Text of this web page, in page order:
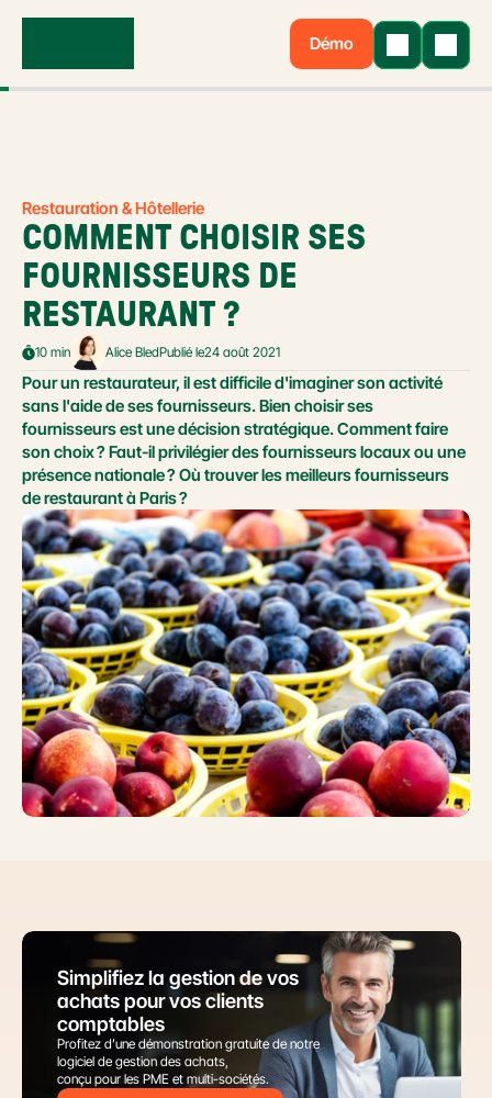
Démo
Restauration & Hôtellerie
COMMENT CHOISIR SES
FOURNISSEURS DE
RESTAURANT ?
10 min Alice BledPublié le24 août 2021
Pour un restaurateur, il est difficile d'imaginer son activité
sans l'aide de ses fournisseurs. Bien choisir ses
fournisseurs est une décision stratégique. Comment faire
son choix ? Faut-il privilégier des fournisseurs locaux ou une
présence nationale ? Où trouver les meilleurs fournisseurs
de restaurant à Paris ?
Simplifiez la gestion de vos
achats pour vos clients
comptables
Profitez d’une démonstration gratuite de notre
logiciel de gestion des achats,
conçu pour les PME et multi-sociétés.